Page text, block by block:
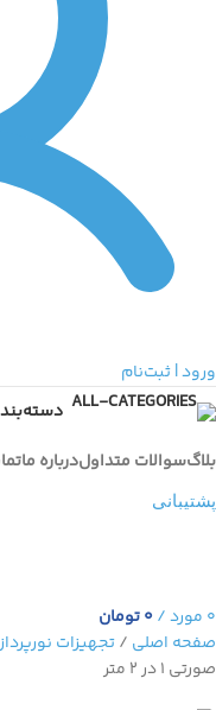
ورود | ثبت‌نام
بلاگسوالات متداولدرباره ما
پشتیبانی
0 مورد/
0تومان
صفحه اصلی /تجهیزات
صورتی 1 در 2 متر